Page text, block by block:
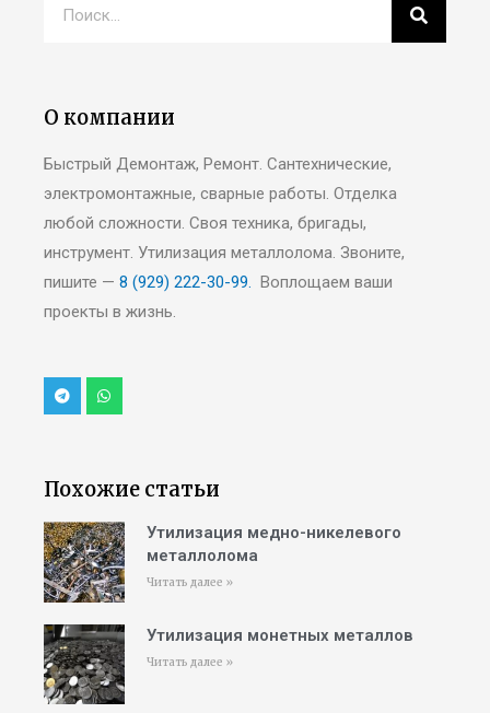
О компании
Быстрый Демонтаж, Ремонт. Сантехнические,
электромонтажные, сварные работы. Отделка
любой сложности. Своя техника, бригады,
инструмент. Утилизация металлолома. Звоните,
пишите — 8 (929) 222-30-99. Воплощаем ваши
проекты в жизнь.
Похожие статьи
Утилизация медно-никелевого
металлолома
Читать далее »
Утилизация монетных металлов
Читать далее »